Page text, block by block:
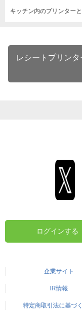
キッチン内のプリンター
レシートプリン
ログインする
企業サイト
IR情報
特定商取引法に基づ